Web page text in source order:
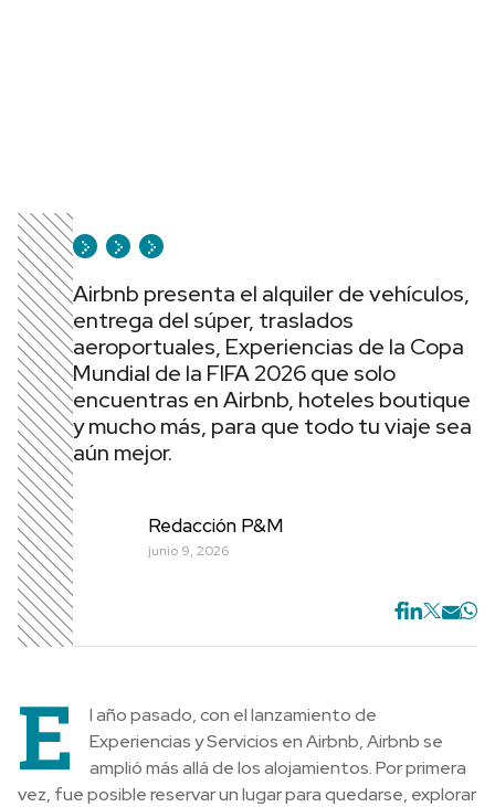
Airbnb presenta el alquiler de vehículos,
entrega del súper, traslados
aeroportuales, Experiencias de la Copa
Mundial de la FIFA 2026 que solo
encuentras en Airbnb, hoteles boutique
y mucho más, para que todo tu viaje sea
aún mejor.
Redacción P&M
junio 9, 2026
E
l año pasado, con el lanzamiento de
Experiencias y Servicios en Airbnb, Airbnb se
amplió más allá de los alojamientos. Por primera
vez, fue posible reservar un lugar para quedarse, explorar